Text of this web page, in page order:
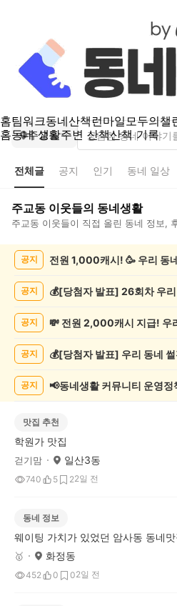
홈팀워크동네산책런마일모두의챌
홈동네 생활주변 산책산책 기록
주교동
전체글 공지 인기 동네 일상
주교동 이웃들의 동네생활
주교동 이웃들이 직접 올린 동네 정보,
공지 전원 1,000캐시! 🥳 우리 동
공지
공지
공지
공지 📢동네생활 커뮤니티 운영
맛집 추천
학원가 맛집
걷기맘 일산3동
740 5 22일 전
동네 정보
🥇 화정동
452 0 02일 전